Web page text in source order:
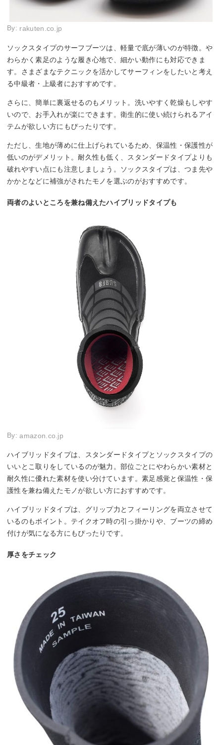
By: rakuten.co.jp
ソックスタイプのサーフブーツは、軽量で底が薄いのが特徴。や
わらかく素足のような履き心地で、細かい動作にも対応できま
す。さまざまなテクニックを活かしてサーフィンをしたいと考え
る中級者・上級者におすすめです。
さらに、簡単に裏返せるのもメリット。洗いやすく乾燥もしやす
いので、お手入れが楽にできます。衛生的に使い続けられるアイ
テムが欲しい方にもぴったりです。
ただし、生地が薄めに仕上げられているため、保温性・保護性が
低いのがデメリット。耐久性も低く、スタンダードタイプよりも
破れやすい点にも注意しましょう。ソックスタイプは、つま先や
かかとなどに補強がされたモノを選ぶのがおすすめです。
両者のよいところを兼ね備えたハイブリッドタイプも
By:amazon.co.jp
ハイブリッドタイプは、スタンダードタイプとソックスタイプの
いいとこ取りをしているのが魅力。部位ごとにやわらかい素材と
耐久性に優れた素材を使い分けています。素足感覚と保温性・保
護性を兼ね備えたモノが欲しい方におすすめです。
ハイブリッドタイプは、グリップ力とフィーリングを両立させて
いるのもポイント。テイクオフ時の引っ掛かりや、ブーツの締め
付けが気になる方にもぴったりです。
厚さをチェック